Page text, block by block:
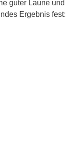
guter Laune und
Ergebnis fest: